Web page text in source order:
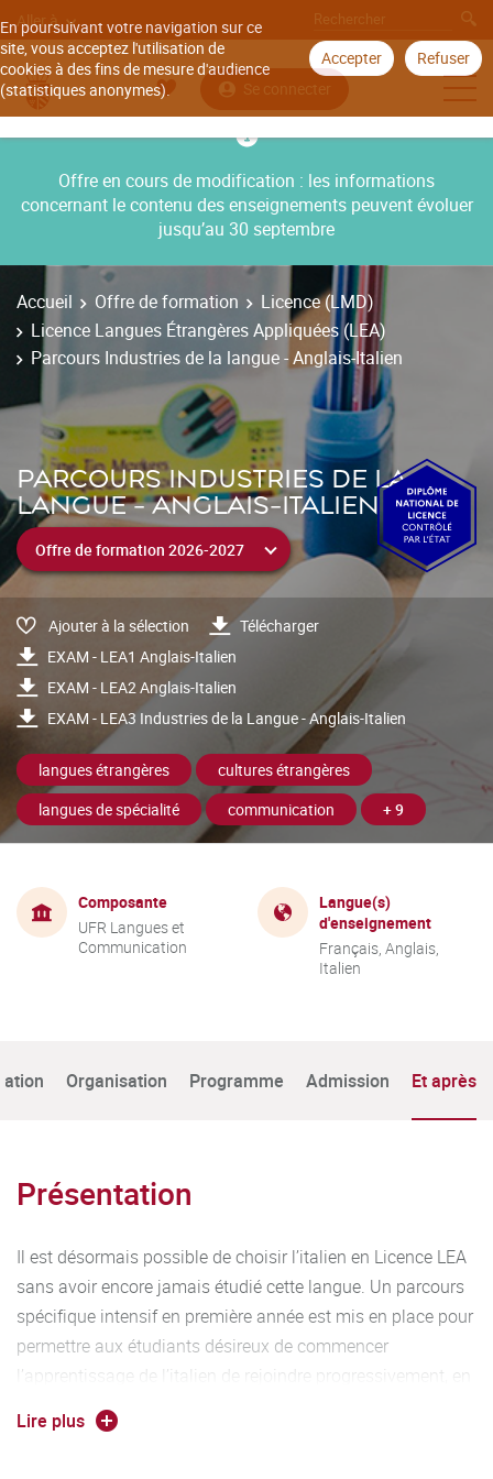
En poursuivant votre navigation sur ce
site, vous acceptez l'utilisation de
cookies à des fins de mesure d'audience
(statistiques anonymes).
Accepter Refuser
Aller à
Se connecter
Offre en cours de modification : les informations
concernant le contenu des enseignements peuvent évoluer
jusqu’au 30 septembre
Accueil Offre de formation
Licence (LMD)
Licence Langues Étrangères Appliquées (LEA)
Parcours Industries de la langue - Anglais-Italien
PARCOURS INDUSTRIES DE LA
LANGUE - ANGLAIS-ITALIEN
Ajouter à la sélection
Télécharger
EXAM - LEA1 Anglais-Italien
EXAM - LEA2 Anglais-Italien
EXAM - LEA3 Industries de la Langue - Anglais-Italien
langues étrangères
cultures étrangères
langues de spécialité
communication + 9
Composante
UFR Langues et
Communication
Langue(s)
d'enseignement
Français, Anglais,
Italien
Organisation Programme Admission Et après
Présentation
Il est désormais possible de choisir l’italien en Licence LEA
sans avoir encore jamais étudié cette langue. Un parcours
spécifique intensif en première année est mis en place pour
permettre aux étudiants désireux de commencer
l’apprentissage de l’italien de rejoindre progressivement, en
deuxième année, l’ensemble de la promotion. Des cours de
langue écrite, de grammaire, d’expression orale et
Lire plus